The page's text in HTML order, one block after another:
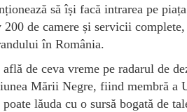
să își facă intrarea pe
de camere și servicii
în România.
află de ceva vreme pe radarul de
Mării Negre, fiind membră a
lăuda cu o sursă bogată de